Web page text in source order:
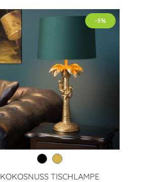
KOKOSNUSS TISCHLAMPE
-5%